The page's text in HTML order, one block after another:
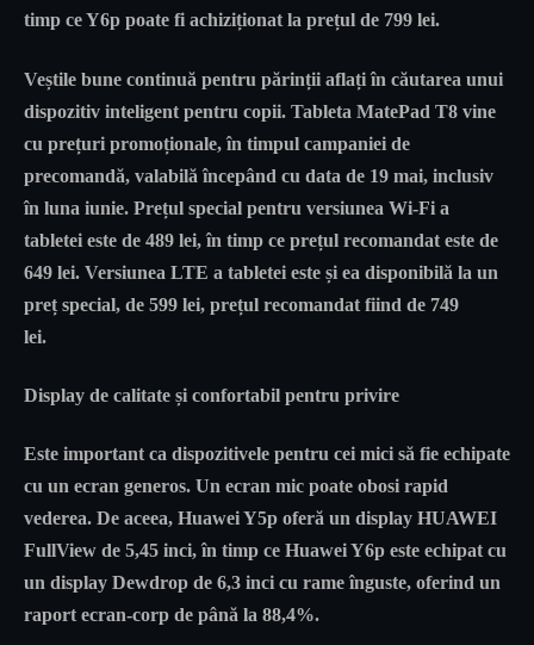
timp ce Y6p poate fi achiziționat la prețul de 799 lei.
Veștile bune continuă pentru părinții aflați în căutarea unui
dispozitiv inteligent pentru copii. Tableta MatePad T8 vine
cu prețuri promoționale, în timpul campaniei de
precomandă, valabilă începând cu data de 19 mai, inclusiv
în luna iunie. Prețul special pentru versiunea Wi-Fi a
tabletei este de 489 lei, în timp ce prețul recomandat este de
649 lei. Versiunea LTE a tabletei este și ea disponibilă la un
preț special, de 599 lei, prețul recomandat fiind de 749
lei.
Display de calitate și confortabil pentru privire
Este important ca dispozitivele pentru cei mici să fie echipate
cu un ecran generos. Un ecran mic poate obosi rapid
vederea. De aceea, Huawei Y5p oferă un display HUAWEI
FullView de 5,45 inci, în timp ce Huawei Y6p este echipat cu
un display Dewdrop de 6,3 inci cu rame înguste, oferind un
raport ecran-corp de până la 88,4%.